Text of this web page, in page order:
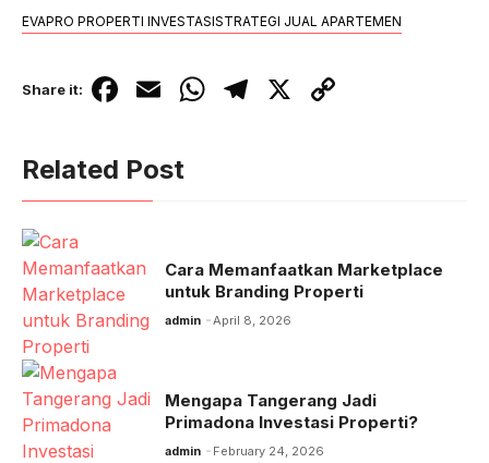
EVAPRO PROPERTI INVESTASISTRATEGI JUAL APARTEMEN
Share it: F
c
e
o
o
k
E
ail
W
at
p
p
T
m
X C
n
k
Related Post
Cara Memanfaatkan Marketplace
untuk Branding Properti
admin April 8, 2026
Mengapa Tangerang Jadi
Primadona Investasi Properti?
admin February 24, 2026